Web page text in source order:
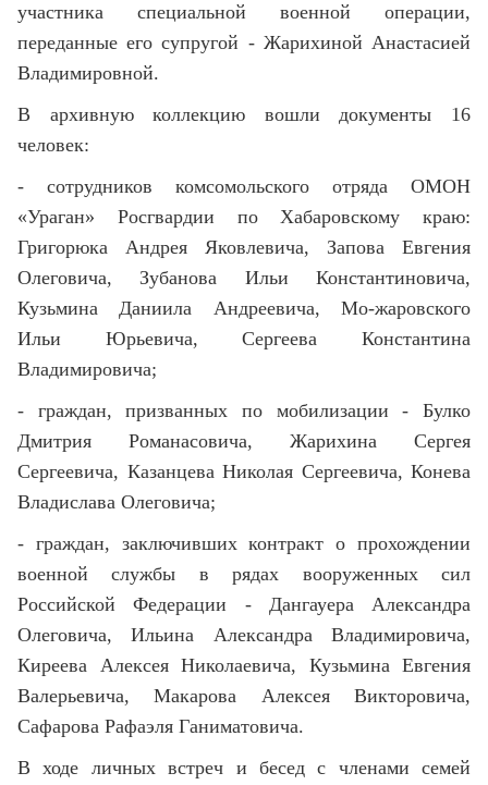
участника специальной военной операции,
переданные его супругой - Жарихиной Анастасией
Владимировной.
В архивную коллекцию вошли документы 16
человек:
- сотрудников комсомольского отряда ОМОН
«Ураган» Росгвардии по Хабаровскому краю:
Григорюка Андрея Яковлевича, Запова Евгения
Олеговича, Зубанова Ильи Константиновича,
Кузьмина Даниила Андреевича, Мо-жаровского
Ильи Юрьевича, Сергеева Константина
Владимировича;
- граждан, призванных по мобилизации - Булко
Дмитрия Романасовича, Жарихина Сергея
Сергеевича, Казанцева Николая Сергеевича, Конева
Владислава Олеговича;
- граждан, заключивших контракт о прохождении
военной службы в рядах вооруженных сил
Российской Федерации - Дангауера Александра
Олеговича, Ильина Александра Владимировича,
Киреева Алексея Николаевича, Кузьмина Евгения
Валерьевича, Макарова Алексея Викторовича,
Сафарова Рафаэля Ганиматовича.
В ходе личных встреч и бесед с членами семей